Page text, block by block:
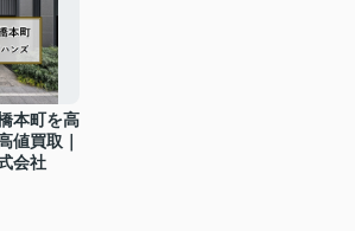
本町を高
値買取｜
会社